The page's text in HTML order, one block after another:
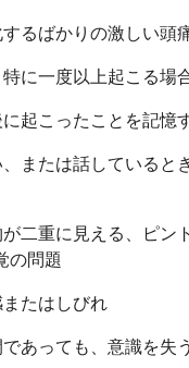
るばかりの激しい頭
に一度以上起こる場
に起こったことを記憶
または話していると
二重に見える、ピン
の問題
またはしびれ
あっても、意識を失